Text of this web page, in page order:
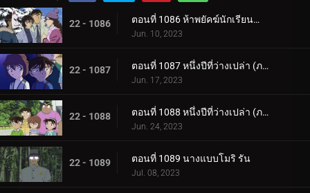
22 - 1086 ตอนที่ 1086 ห้าพยัคฆ์นักเรียนตำรวจ Wild Police Story CASE.มัตสึดะ จิมเปย์
Jun. 10, 2023
22 - 1087 ตอนที่ 1087 หนึ่งปีที่ว่างเปล่า (ภาคแรก)
Jun. 17, 2023
22 - 1088 ตอนที่ 1088 หนึ่งปีที่ว่างเปล่า (ภาคจบ)
Jun. 24, 2023
22 - 1089 ตอนที่ 1089 นางแบบโมริ รัน
Jul. 08, 2023